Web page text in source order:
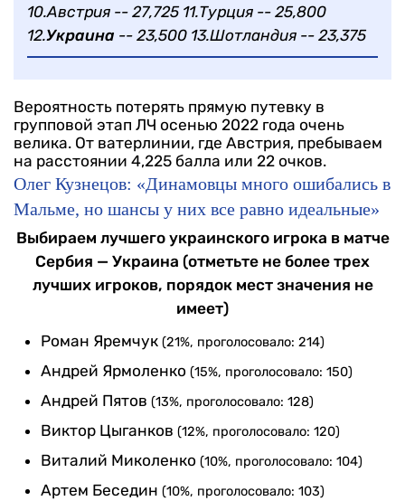
10.Австрия -- 27,725 11.Турция -- 25,800
12.Украина -- 23,500 13.Шотландия -- 23,375
Вероятность потерять прямую путевку в
групповой этап ЛЧ осенью 2022 года очень
велика. От ватерлинии, где Австрия, пребываем
на расстоянии 4,225 балла или 22 очков.
Олег Кузнецов: «Динамовцы много ошибались в
Мальме, но шансы у них все равно идеальные»
Выбираем лучшего украинского игрока в матче
Сербия — Украина (отметьте не более трех
лучших игроков, порядок мест значения не
имеет)
Роман Яремчук (21%, проголосовало: 214)
Андрей Ярмоленко (15%, проголосовало: 150)
Андрей Пятов (13%, проголосовало: 128)
Виктор Цыганков (12%, проголосовало: 120)
Виталий Миколенко (10%, проголосовало: 104)
Артем Беседин (10%, проголосовало: 103)